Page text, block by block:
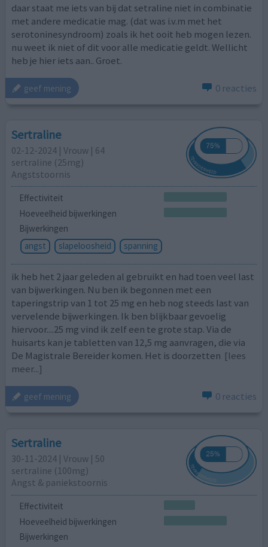
daar staat me iets van bij dat setraline niet in combinatie
met andere medicatie mag. (dat was i.v.m met het
serotoninesyndroom) zoals ik het ooit heb mogen lezen.
nu weet ik niet of dit voor alle medicatie geldt. Wellicht
heb je hier iets aan.. Groet.
geef mening 0 reacties
Sertraline
02-12-2024 | Vrouw | 64
sertraline (25mg)
Angststoornis
Effectiviteit
Hoeveelheid bijwerkingen
Bijwerkingen
angst
slapeloosheid spanning
ik heb het 2 jaar geleden al gebruikt en had toen veel last
van bijwerkingen. Nu ben ik begonnen met een
taperingstrip van 1 tot 25 mg en heb nog steeds last van
vervelende bijwerkingen. Ik ben blijkbaar gevoelig
hiervoor....25 mg vind ik zelf een te grote stap. Via de
huisarts kan je tabletten van 12,5 mg aanvragen, die via
De Magistrale Bereider komen. Het is doorzetten [lees
meer...]
geef mening 0 reacties
Sertraline
30-11-2024 | Vrouw | 50
sertraline (100mg)
Angst & paniekstoornis
Effectiviteit
Hoeveelheid bijwerkingen
Bijwerkingen